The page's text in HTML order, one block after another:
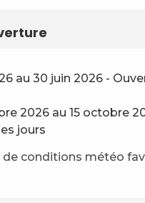
au 30 juin 2026 -
2026 au 15 octobre
jours
de conditions météo